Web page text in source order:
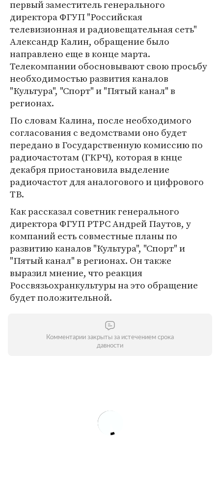
первый заместитель генерального
директора ФГУП "Российская
телевизионная и радиовещательная сеть"
Александр Калин, обращение было
направлено еще в конце марта.
Телекомпании обосновывают свою просьбу
необходимостью развития каналов
"Культура", "Спорт" и "Пятый канал" в
регионах.
По словам Калина, после необходимого
согласования с ведомствами оно будет
передано в Государственную комиссию по
радиочастотам (ГКРЧ), которая в кнце
декабря приостановила выделение
радиочастот для аналогового и цифрового
ТВ.
Как рассказал советник генерального
директора ФГУП РТРС Андрей Паутов, у
компаний есть совместные планы по
развитию каналов "Культура", "Спорт" и
"Пятый канал" в регионах. Он также
выразил мнение, что реакция
Россвязьохранкультуры на это обращение
будет положительной.
Комментарии закрыты за истечением срока
давности